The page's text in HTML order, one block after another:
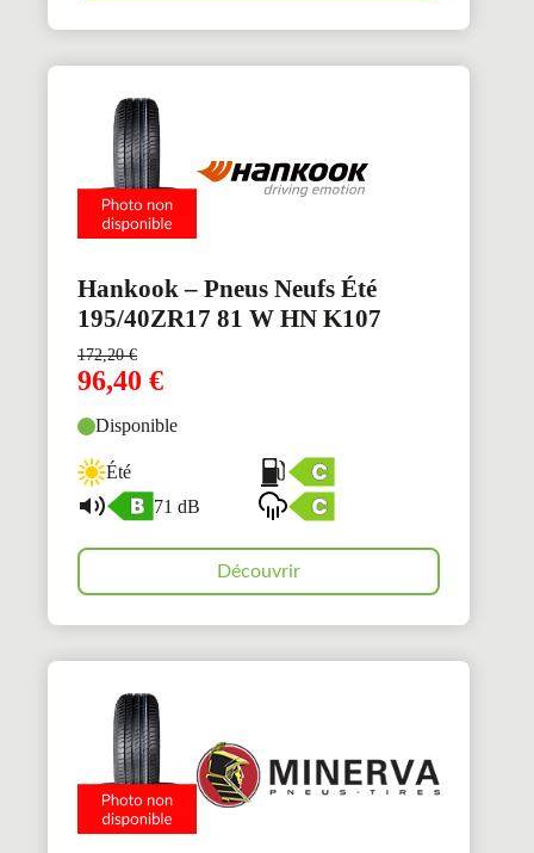
Hankook – Pneus Neufs Été
195/40ZR17 81 W HN K107
172,20€
96,40 €
Disponible
Été
71 dB
Découvrir